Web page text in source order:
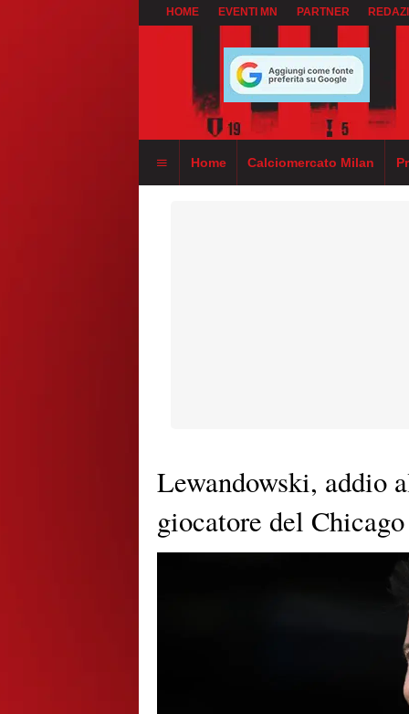
HOME EVENTI MN PARTNER
Home Calciomercato Milan
Lewandowski, addio
giocatore del